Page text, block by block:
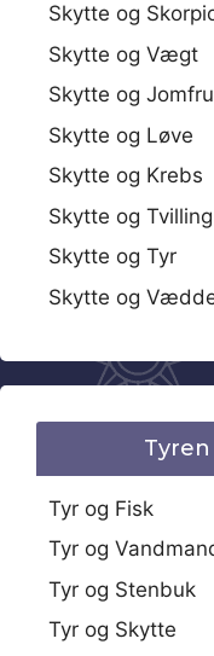
Skytte og
Skytte og Vægt
Skytte og Jomfru
Skytte og Løve
Skytte og Krebs
Skytte og Tvilling
Skytte og Tyr
Skytte og
Tyr og Fisk
Tyr og
Tyr og Stenbuk
Tyr og Skytte